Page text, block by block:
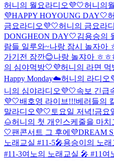
허니의 월요라디오💜🤍허니의
💜HAPPY HOYOUNG DAY🤍
금요라디오💜🤍허니의 금요라
DONGHEON DAY🤍김용승의
람들 일루와~나랑 잠시 놀자아
가기전 잠깐😊나랑 놀쟈아 ㅎㅎ
의 심야먹방🤍💜허니의 라면 먹
Happy Monday☁️허니의 라디오
니의 심야라디오💜🤍속보 긴급
💜🤍배호영 라이브!!!베러들의
말라디오💜🤍 토요일 저녁!금요
🌰허니의 첫 개인스케줄을 마치
🤍팬콘서트 그 후에 💜DREAM
노래교실 #11-5🎤용승이의 노래
#11-3여노의 노래교실 🎤 #11 여